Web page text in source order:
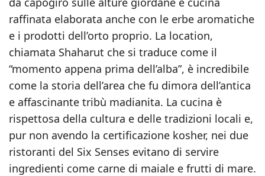
raffinata elaborata anche con le erbe aromatiche
e i prodotti dell’orto proprio. La location,
chiamata Shaharut che si traduce come il
“momento appena prima dell’alba”, è incredibile
come la storia dell’area che fu dimora dell’antica
e affascinante tribù madianita. La cucina è
rispettosa della cultura e delle tradizioni locali e,
pur non avendo la certificazione kosher, nei due
ristoranti del Six Senses evitano di servire
ingredienti come carne di maiale e frutti di mare.